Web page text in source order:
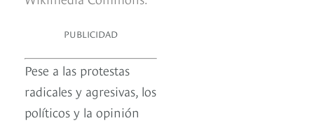
PUBLICIDAD
Pese a las protestas
radicales y agresivas, los
políticos y la opinión